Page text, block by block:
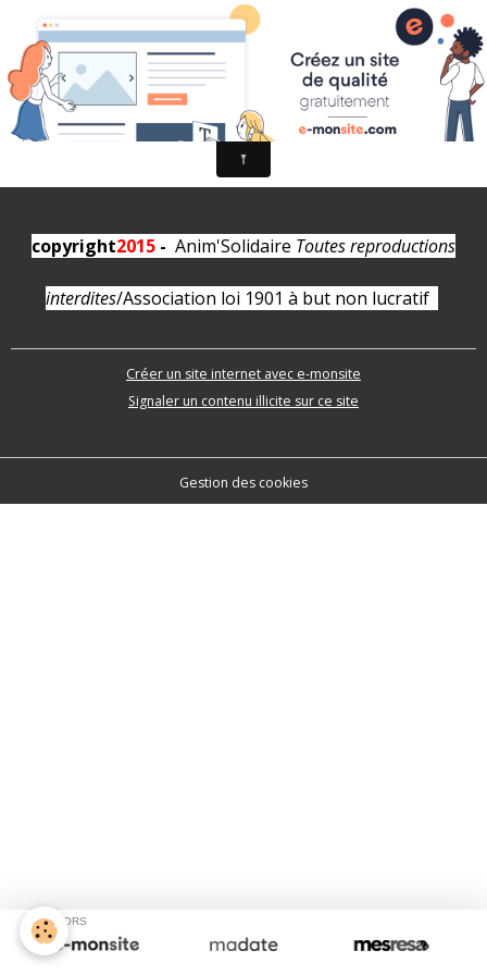
L'association
copyright2015 - Anim'Solidaire Toutes reproductions
interdites/Association loi 1901 à but non lucratif
Créer un site internet avec e-monsite
Signaler un contenu illicite sur ce site
Gestion des cookies
SPONSORS